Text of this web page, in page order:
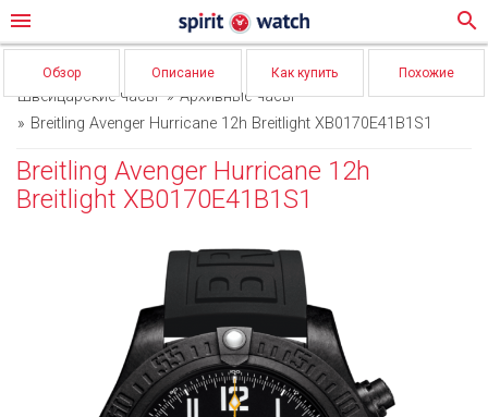
menu search
Обзор Описание Как купить Похожие
Швейцарские часы
Архивные часы
Breitling Avenger Hurricane 12h Breitlight XB0170E41B1S1
Breitling Avenger Hurricane 12h
Breitlight XB0170E41B1S1